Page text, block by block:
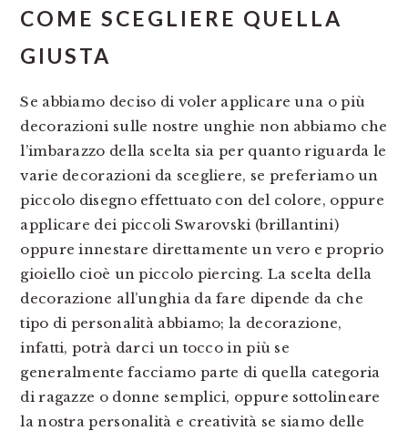
COME SCEGLIERE QUELLA
GIUSTA
Se abbiamo deciso di voler applicare una o più
decorazioni sulle nostre unghie non abbiamo che
l’imbarazzo della scelta sia per quanto riguarda le
varie decorazioni da scegliere, se preferiamo un
piccolo disegno effettuato con del colore, oppure
applicare dei piccoli Swarovski (brillantini)
oppure innestare direttamente un vero e proprio
gioiello cioè un piccolo piercing. La scelta della
decorazione all’unghia da fare dipende da che
tipo di personalità abbiamo; la decorazione,
infatti, potrà darci un tocco in più se
generalmente facciamo parte di quella categoria
di ragazze o donne semplici, oppure sottolineare
la nostra personalità e creatività se siamo delle